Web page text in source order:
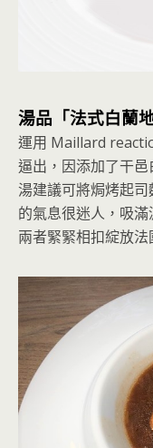
湯品「法式白蘭
運用 Maillard
逼出，因添加了干
湯建議可將焗烤起
的氣息很迷人，吸
兩者緊緊相扣綻放法